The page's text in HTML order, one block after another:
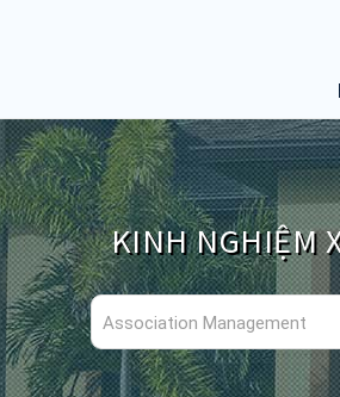
KINH NGHIỆM